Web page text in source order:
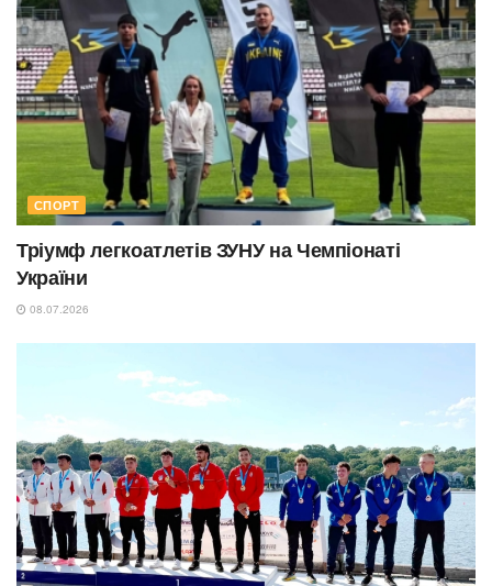
СПОРТ
Тріумф легкоатлетів ЗУНУ на Чемпіонаті
України
08.07.2026